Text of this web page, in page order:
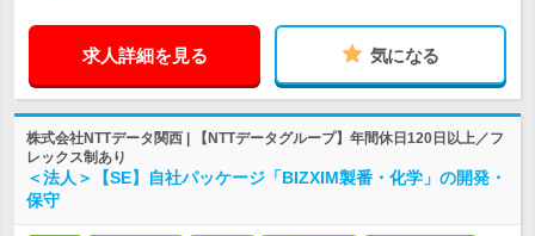
求人詳細を見る 気になる
株式会社NTTデータ関西 | 【NTTデータグループ】年間休日120日以上／フ
レックス制あり
＜法人＞【SE】自社パッケージ「BIZXIM製番・化学」の開発・
保守